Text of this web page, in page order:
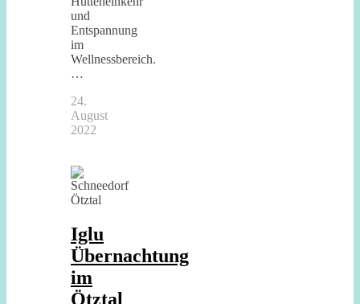
und
Entspannung
im
Wellnessbereich.
…
24.
August
2022
Iglu
Übernachtung
im
Ötztal